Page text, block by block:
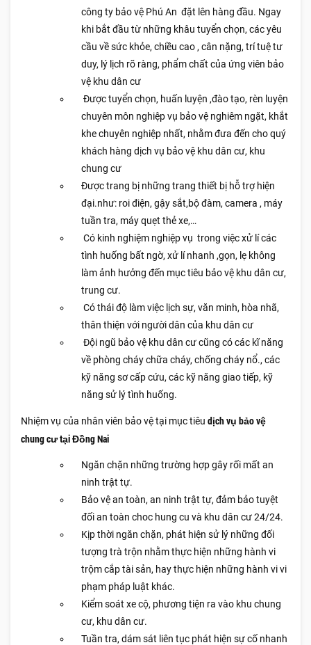
công ty bảo vệ Phú An đặt lên hàng đầu. Ngay
khi bắt đầu từ những khâu tuyển chọn, các yêu
cầu về sức khỏe, chiều cao , cân nặng, trí tuệ tư
duy, lý lịch rõ ràng, phẩm chất của ứng viên bảo
vệ khu dân cư
Được tuyển chọn, huấn luyện ,đào tạo, rèn luyện
chuyên môn nghiệp vụ bảo vệ nghiêm ngặt, khắt
khe chuyên nghiệp nhất, nhằm đưa đến cho quý
khách hàng dịch vụ bảo vệ khu dân cư, khu
chung cư
Được trang bị những trang thiết bị hỗ trợ hiện
đại.như: roi điện, gậy sắt,bộ đàm, camera , máy
tuần tra, máy quẹt thẻ xe,…
Có kinh nghiệm nghiệp vụ trong việc xử lí các
tình huống bất ngờ, xử lí nhanh ,gọn, lẹ không
làm ảnh hưởng đến mục tiêu bảo vệ khu dân cư,
trung cư.
Có thái độ làm việc lịch sự, văn minh, hòa nhã,
thân thiện với người dân của khu dân cư
Đội ngũ bảo vệ khu dân cư cũng có các kĩ năng
về phòng cháy chữa cháy, chống cháy nổ., các
kỹ năng sơ cấp cứu, các kỹ năng giao tiếp, kỹ
năng sử lý tình huống.
Nhiệm vụ của nhân viên bảo vệ tại mục tiêu dịch vụ bảo vệ
chung cư tại Đồng Nai
Ngăn chặn những trường hợp gây rối mất an
ninh trật tự.
Bảo vệ an toàn, an ninh trật tự, đảm bảo tuyệt
đối an toàn choc hung cu và khu dân cư 24/24.
Kịp thời ngăn chặn, phát hiện sử lý những đối
tượng trà trộn nhằm thực hiện những hành vi
trộm cắp tài sản, hay thực hiện những hành vi vi
phạm pháp luật khác.
Kiểm soát xe cộ, phương tiện ra vào khu chung
cư, khu dân cư.
Tuần tra, dám sát liên tục phát hiện sự cố nhanh